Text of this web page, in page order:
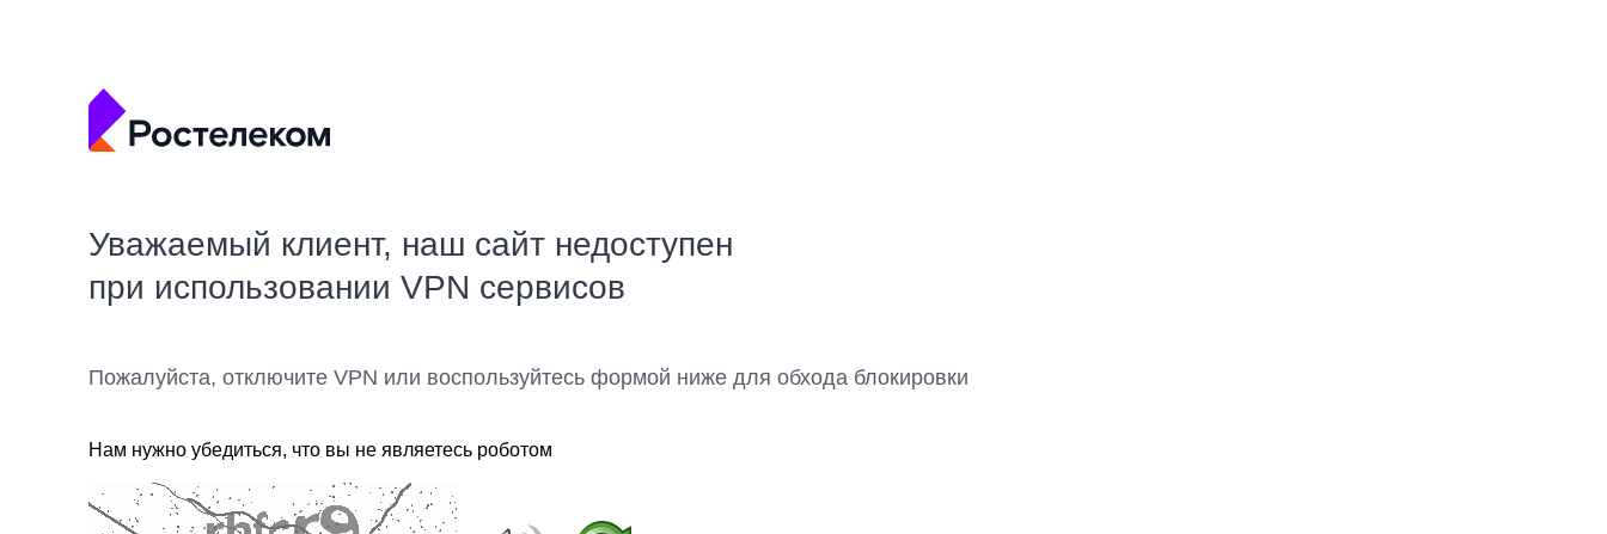
Уважаемый клиент, наш сайт недоступен
при использовании VPN сервисов
Пожалуйста, отключите VPN или воспользуйтесь формой ниже для обхода блокировки
Нам нужно убедиться, что вы не являетесь роботом